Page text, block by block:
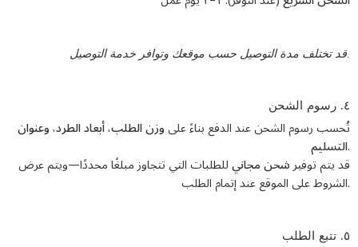
قد تختلف مدة التوصيل حسب موقعك وتوافر خدمة التوصيل.
٤. رسوم الشحن
تُحسب رسوم الشحن عند الدفع بناءً علىوزن الطلب، أبعاد الطرد، وعنوان
التسليم.
قد يتم توفيرشحن مجانيللطلبات التي تتجاوز مبلغًا محددًا—ويتم عرض
الشروط على الموقع عند إتمام الطلب.
٥. تتبع الطلب